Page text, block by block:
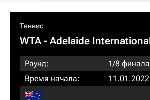
Теннис
WTA- Adelaide
Раунд:
1/8 финала
Время начала: